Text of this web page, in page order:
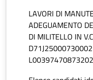
LAVORI DI
ADEGUAMENTO
DI MILITELLO IN